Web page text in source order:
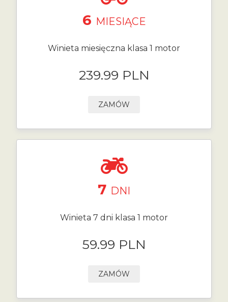
6 MIESIĄCE
Winieta miesięczna klasa 1 motor
239.99 PLN
ZAMÓW
7 DNI
Winieta 7 dni klasa 1 motor
59.99 PLN
ZAMÓW